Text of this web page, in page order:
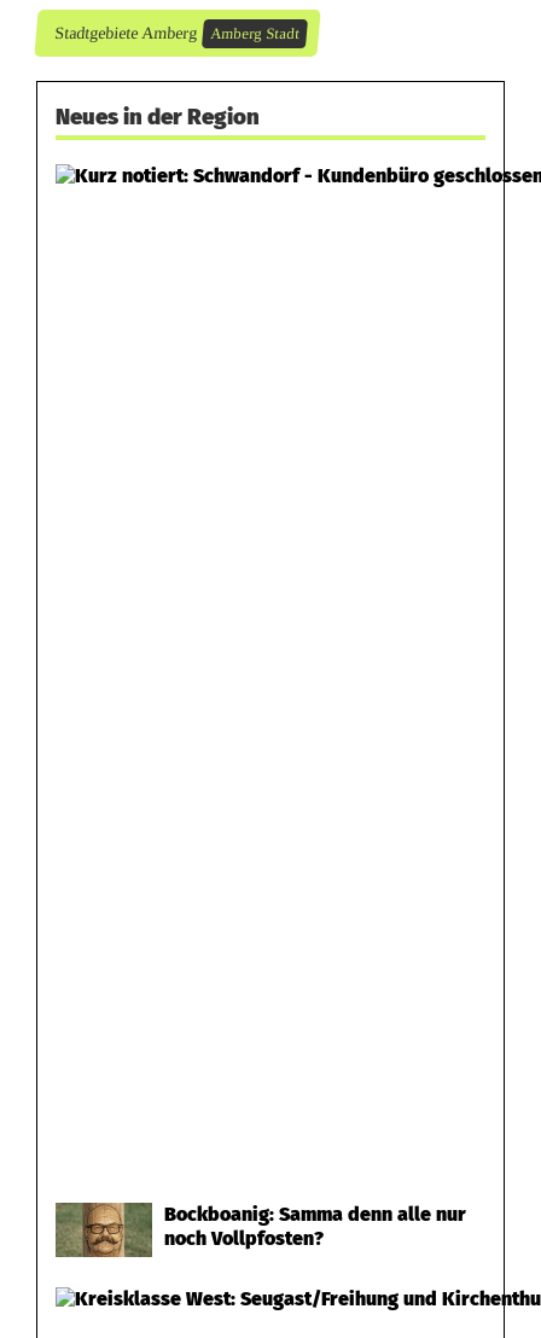
Stadtgebiete Amberg Amberg Stadt
Neues in der Region
Bockboanig: Samma denn alle nur
noch Vollpfosten?